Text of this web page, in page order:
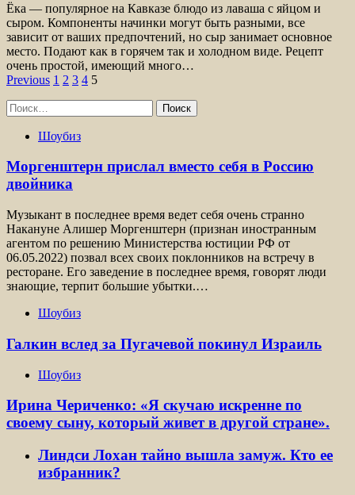
Ёка — популярное на Кавказе блюдо из лаваша с яйцом и
сыром. Компоненты начинки могут быть разными, все
зависит от ваших предпочтений, но сыр занимает основное
место. Подают как в горячем так и холодном виде. Рецепт
очень простой, имеющий много…
Пагинация
записей
Previous 1 2 3 4 5
Найти:
Шоубиз
Моргенштерн прислал вместо себя в Россию
двойника
Музыкант в последнее время ведет себя очень странно
Накануне Алишер Моргенштерн (признан иностранным
агентом по решению Министерства юстиции РФ от
06.05.2022) позвал всех своих поклонников на встречу в
ресторане. Его заведение в последнее время, говорят люди
знающие, терпит большие убытки.…
Шоубиз
Галкин вслед за Пугачевой покинул Израиль
Шоубиз
Ирина Чериченко: «Я скучаю искренне по
своему сыну, который живет в другой стране».
Линдси Лохан тайно вышла замуж. Кто ее
избранник?